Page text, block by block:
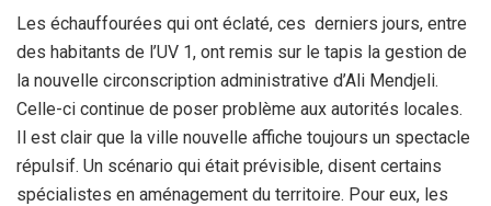
Les échauffourées qui ont éclaté, ces derniers jours, entre
des habitants de l’UV 1, ont remis sur le tapis la gestion de
la nouvelle circonscription administrative d’Ali Mendjeli.
Celle-ci continue de poser problème aux autorités locales.
Il est clair que la ville nouvelle affiche toujours un spectacle
répulsif. Un scénario qui était prévisible, disent certains
spécialistes en aménagement du territoire. Pour eux, les